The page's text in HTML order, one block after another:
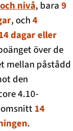
nivå, bara9
, och4
dagar eller
över de
mellan påstådd
den
4.10-
14
.